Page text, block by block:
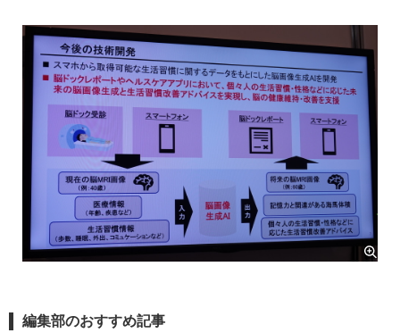
編集部のおすすめ記事